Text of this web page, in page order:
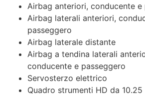
Airbag anteriori, conducente e
Airbag laterali anteriori,
passeggero
Airbag laterale distante
Airbag a tendina laterali
conducente e passeggero
Servosterzo elettrico
Quadro strumenti HD da